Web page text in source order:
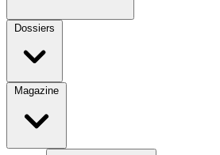
Dossiers
Magazine